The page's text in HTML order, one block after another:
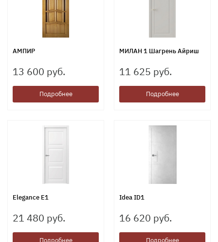
АМПИР
13 600 руб.
Подробнее
МИЛАН 1 Шагрень Айриш
11 625 руб.
Подробнее
Elegance Е1
21 480 руб.
Подробнее
Idea ID1
16 620 руб.
Подробнее